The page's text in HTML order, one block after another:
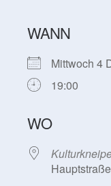
WANN
Mittwoch 4
19:00
WO